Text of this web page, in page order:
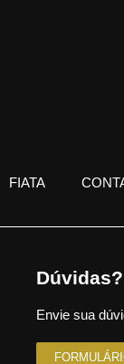
FIATA
Dúvidas?
Envie sua